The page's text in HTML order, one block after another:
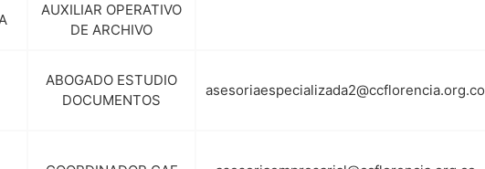
AUXILIAR OPERATIVO
DE ARCHIVO
ABOGADO ESTUDIO
DOCUMENTOS
asesoriaespecializada2@ccflorencia.org.co